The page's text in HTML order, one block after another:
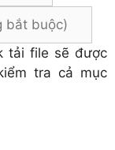
tải file sẽ được
tra cả mục